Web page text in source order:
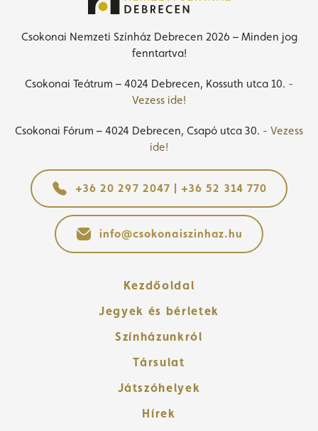
Csokonai Nemzeti Színház Debrecen 2026 – Minden jog
fenntartva!
Csokonai Teátrum – 4024 Debrecen, Kossuth utca 10. -
Vezess ide!
Csokonai Fórum – 4024 Debrecen, Csapó utca 30. - Vezess
ide!
+36 20 297 2047 | +36 52 314 770
info@csokonaiszinhaz.hu
Kezdőoldal
Jegyek és bérletek
Színházunkról
Társulat
Játszóhelyek
Hírek